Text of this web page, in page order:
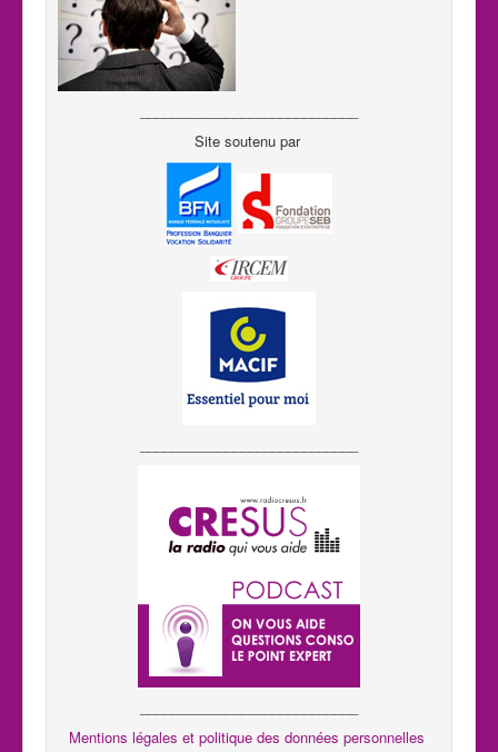
Site soutenu par
Mentions légales et politique des données personnelles